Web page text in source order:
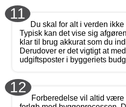
11
Du skal for alt i verden
Typisk kan det vise sig
klar til brug akkurat som du
Derudover er det vigtigt at
udgiftsposter i byggeriets
12
Forberedelse vil altid